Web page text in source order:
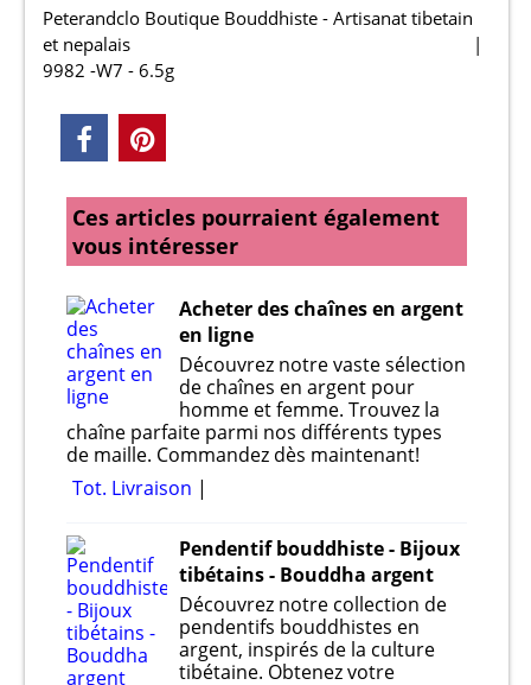
Peterandclo Boutique Bouddhiste - Artisanat tibetain
et nepalais
9982 -W7 - 6.5g
Ces articles pourraient également
vous intéresser
Acheter des chaînes en argent
en ligne
Découvrez notre vaste sélection
de chaînes en argent pour
homme et femme. Trouvez la
chaîne parfaite parmi nos différents types
de maille. Commandez dès maintenant!
Tot. Livraison
Pendentif bouddhiste - Bijoux
tibétains - Bouddha argent
Découvrez notre collection de
pendentifs bouddhistes en
argent, inspirés de la culture
tibétaine. Obtenez votre